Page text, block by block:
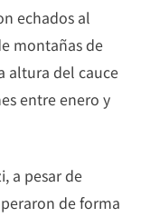
echados al
montañas de
altura del cauce
entre enero y
a pesar de
de forma